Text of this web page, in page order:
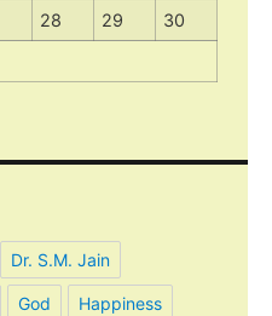
28 29
30
Dr. S.M. Jain
God Happiness